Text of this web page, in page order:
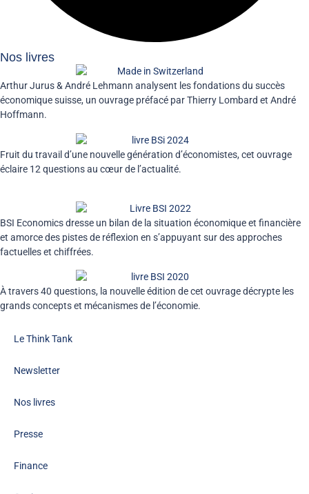
Nos livres
Arthur Jurus & André Lehmann analysent les fondations du succès
économique suisse, un ouvrage préfacé par Thierry Lombard et André
Hoffmann.
Fruit du travail d’une nouvelle génération d’économistes, cet ouvrage
éclaire 12 questions au cœur de l’actualité.
BSI Economics dresse un bilan de la situation économique et financière
et amorce des pistes de réflexion en s’appuyant sur des approches
factuelles et chiffrées.
À travers 40 questions, la nouvelle édition de cet ouvrage décrypte les
grands concepts et mécanismes de l’économie.
Le Think Tank
Newsletter
Nos livres
Presse
Finance